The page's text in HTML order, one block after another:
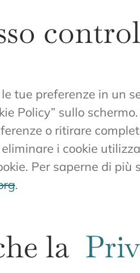
tue preferenze in un
Policy” sullo
o ritirare
i cookie
Per saperne di
.
la